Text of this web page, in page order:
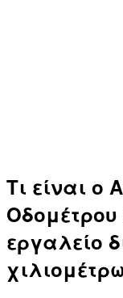
Τι είναι ο
Οδομέτρου
εργαλείο